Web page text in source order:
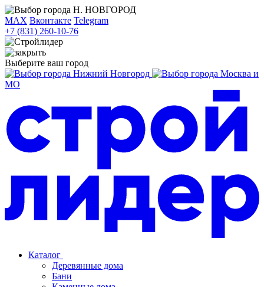
Н. НОВГОРОД
MAX Вконтакте Telegram
+7 (831) 260-10-76
Выберите ваш город
Нижний Новгород
Москва и
МО
Каталог
Деревянные дома
Бани